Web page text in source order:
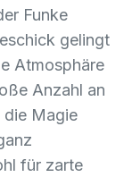
Funke
gelingt
Atmosphäre
Anzahl an
die Magie
für zarte